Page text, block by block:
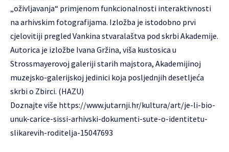
„oživljavanja“ primjenom funkcionalnosti interaktivnosti
na arhivskim fotografijama. Izložba je istodobno prvi
cjelovitiji pregled Vankina stvaralaštva pod skrbi Akademije.
Autorica je izložbe Ivana Gržina, viša kustosica u
Strossmayerovoj galeriji starih majstora, Akademijinoj
muzejsko-galerijskoj jedinici koja posljednjih desetljeća
skrbi o Zbirci. (HAZU)
Doznajte više https://www.jutarnji.hr/kultura/art/je-li-bio-
unuk-carice-sissi-arhivski-dokumenti-sute-o-identitetu-
slikarevih-roditelja-15047693